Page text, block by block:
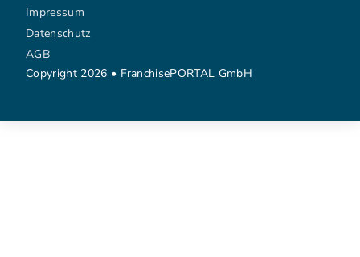
Copyright 2026 • FranchisePORTAL GmbH
Impressum
Datenschutz
AGB